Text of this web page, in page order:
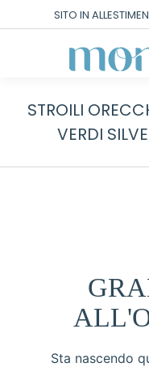
SITO IN
STROILI
VERDI
Sta nascendo